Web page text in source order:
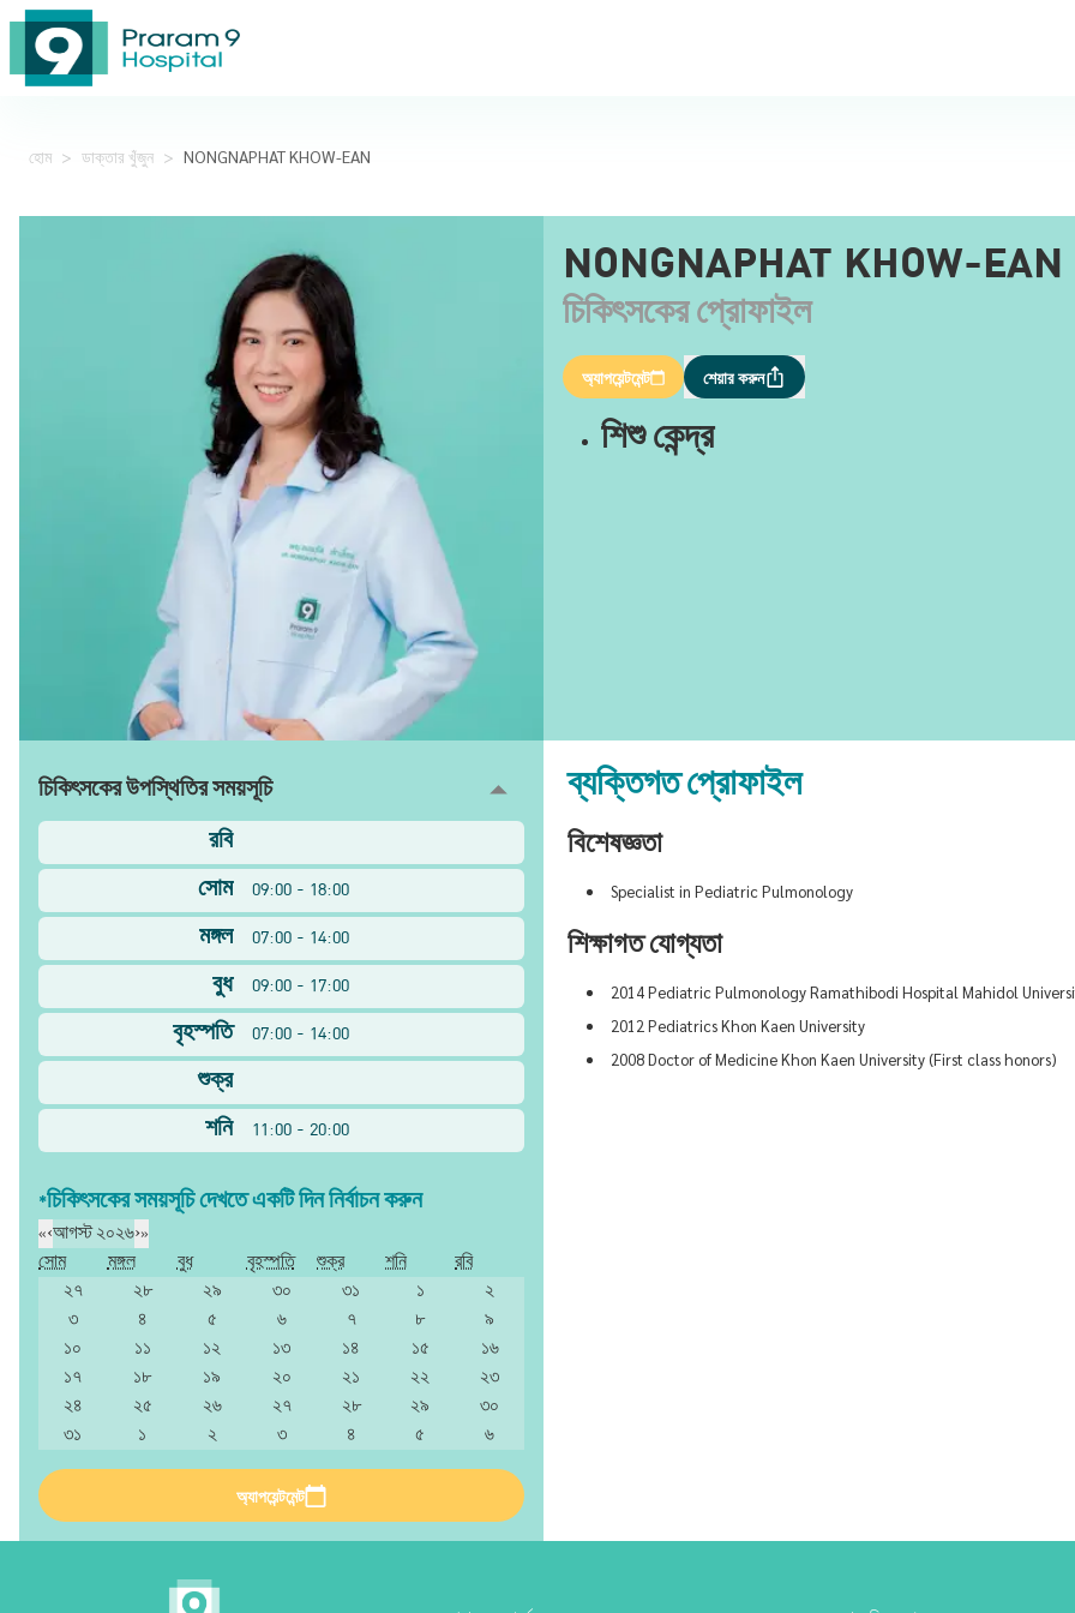
হোম > ডাক্তার খুঁজুন > NONGNAPHAT KHOW-EAN
NONGNAPHAT KHOW-EAN
চিকিৎসকের প্রোফাইল
অ্যাপয়েন্টমেন্ট শেয়ার করুন
শিশু কেন্দ্র
চিকিৎসকের উপস্থিতির সময়সূচি
রবি
সোম
09:00 - 18:00
মঙ্গল
07:00 - 14:00
বুধ
09:00 - 17:00
বৃহস্পতি
07:00 - 14:00
শুক্র
শনি
11:00 - 20:00
*চিকিৎসকের সময়সূচি দেখতে একটি দিন নির্বাচন করুন
«‹আগস্ট ২০২৬›»
সোম
মঙ্গল বুধ বৃহস্পতি শুক্র শনি
রবি
২৭
২৮ ২৯ ৩০ ৩১ ১
২
৩
৪ ৫ ৬ ৭ ৮
৯
১০
১১ ১২ ১৩ ১৪ ১৫
১৬
১৭
১৮ ১৯ ২০ ২১ ২২
২৩
২৪
২৫ ২৬ ২৭ ২৮ ২৯
৩০
৩১
১ ২ ৩ ৪ ৫ ৬
অ্যাপয়েন্টমেন্ট
ব্যক্তিগত প্রোফাইল
বিশেষজ্ঞতা
Specialist in Pediatric Pulmonology
শিক্ষাগত যোগ্যতা
2014 Pediatric Pulmonology Ramathibodi Hospital Mahidol
2012 Pediatrics Khon Kaen University
2008 Doctor of Medicine Khon Kaen University (First class honors)